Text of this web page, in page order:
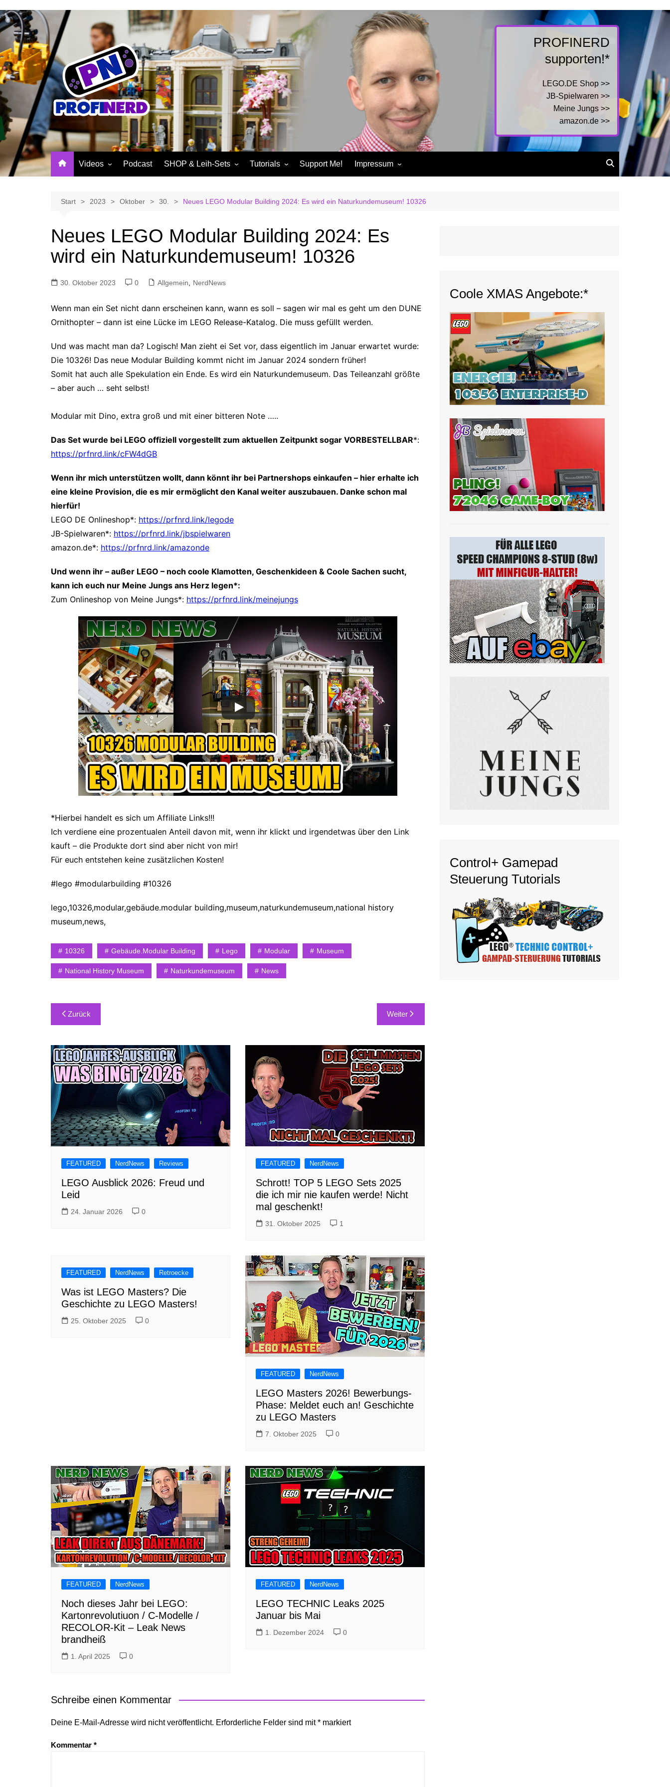
Inhalt
springen
PROFINERD
supporten!*
LEGO.DE Shop >>
JB-Spielwaren >>
Meine Jungs >>
amazon.de >>
Videos
Reviews
Tutorials
Projekte
Speedbuild
Building Bricks For
Happiness
Podcast SHOP & Leih-Sets
Sinnvolle Accessories
Warenkorb
Tutorials
Pybricks Tutorials
Support Me! Impressum
AGB
Start 2023 Oktober 30. Neues LEGO Modular Building 2024: Es wird ein Naturkundemuseum! 10326
Neues LEGO Modular Building 2024: Es
wird ein Naturkundemuseum! 10326
30. Oktober 2023 0 Allgemein NerdNews
Wenn man ein Set nicht dann erscheinen kann, wann es soll – sagen wir mal es geht um den DUNE
Ornithopter – dann ist eine Lücke im LEGO Release-Katalog. Die muss gefüllt werden.
Und was macht man da? Logisch! Man zieht ei Set vor, dass eigentlich im Januar erwartet wurde:
Die 10326! Das neue Modular Building kommt nicht im Januar 2024 sondern früher!
Somit hat auch alle Spekulation ein Ende. Es wird ein Naturkundemuseum. Das Teileanzahl größte
– aber auch … seht selbst!
Modular mit Dino, extra groß und mit einer bitteren Note …..
Das Set wurde bei LEGO offiziell vorgestellt zum aktuellen Zeitpunkt sogar VORBESTELLBAR*:
https://prfnrd.link/cFW4dGB
Wenn ihr mich unterstützen wollt, dann könnt ihr bei Partnershops einkaufen – hier erhalte ich
eine kleine Provision, die es mir ermöglicht den Kanal weiter auszubauen. Danke schon mal
hierfür!
LEGO DE Onlineshop*: https://prfnrd.link/legode
JB-Spielwaren*: https://prfnrd.link/jbspielwaren
amazon.de*: https://prfnrd.link/amazonde
Und wenn ihr – außer LEGO – noch coole Klamotten, Geschenkideen & Coole Sachen sucht,
kann ich euch nur Meine Jungs ans Herz legen*:
Zum Onlineshop von Meine Jungs*: https://prfnrd.link/meinejungs
*Hierbei handelt es sich um Affiliate Links!!!
Ich verdiene eine prozentualen Anteil davon mit, wenn ihr klickt und irgendetwas über den Link
kauft – die Produkte dort sind aber nicht von mir!
Für euch entstehen keine zusätzlichen Kosten!
#lego #modularbuilding #10326
lego,10326,modular,gebäude.modular building,museum,naturkundemuseum,national history
museum,news,
10326 Gebäude.modular Building Lego Modular Museum
National History Museum Naturkundemuseum News
Beitragsnavigation
Zurück Weiter
FEATURED NerdNews Reviews
LEGO Ausblick 2026: Freud und
Leid
24. Januar 2026 0
FEATURED NerdNews
Schrott! TOP 5 LEGO Sets 2025
die ich mir nie kaufen werde! Nicht
mal geschenkt!
31. Oktober 2025 1
FEATURED NerdNews Retroecke
Was ist LEGO Masters? Die
Geschichte zu LEGO Masters!
25. Oktober 2025 0
FEATURED NerdNews
LEGO Masters 2026! Bewerbungs-
Phase: Meldet euch an! Geschichte
zu LEGO Masters
7. Oktober 2025 0
FEATURED NerdNews
Noch dieses Jahr bei LEGO:
Kartonrevolutiuon / C-Modelle /
RECOLOR-Kit – Leak News
brandheiß
1. April 2025 0
FEATURED NerdNews
LEGO TECHNIC Leaks 2025
Januar bis Mai
1. Dezember 2024 0
Schreibe einen Kommentar
Deine E-Mail-Adresse wird nicht veröffentlicht. Erforderliche Felder sind mit* markiert
Kommentar *
Coole XMAS Angebote:*
Control+ Gamepad
Steuerung Tutorials